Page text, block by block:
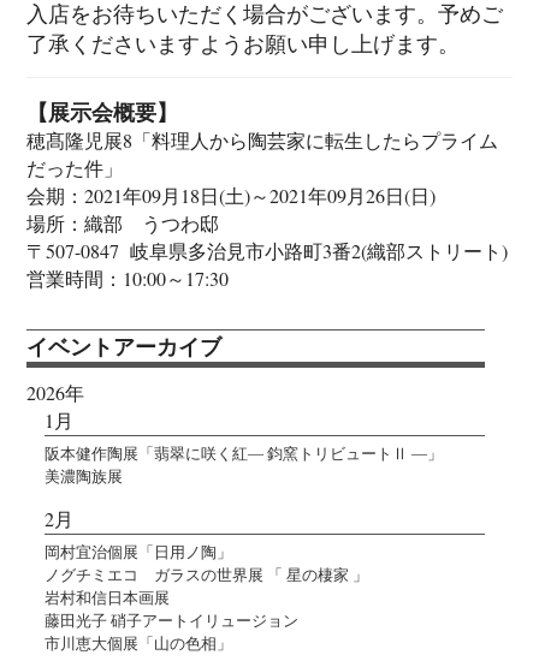
入店をお待ちいただく場合がございます。予めご
了承くださいますようお願い申し上げます。
【展示会概要】
穂髙隆児展8「料理人から陶芸家に転生したらプライム
だった件」
会期：2021年09月18日(土)～2021年09月26日(日)
場所：織部 うつわ邸
〒507-0847 岐阜県多治見市小路町3番2(織部ストリート)
営業時間：10:00～17:30
イベントアーカイブ
2026年
1月
阪本健作陶展「翡翠に咲く紅― 鈞窯トリビュートⅡ ―」
美濃陶族展
2月
岡村宜治個展「日用ノ陶」
ノグチミエコ ガラスの世界展 「 星の棲家 」
岩村和信日本画展
藤田光子 硝子アートイリュージョン
市川恵大個展「山の色相」